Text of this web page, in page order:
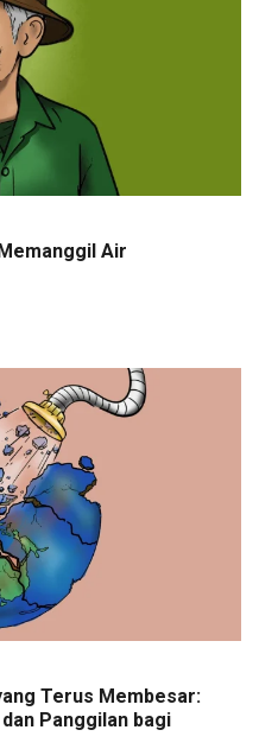
Air
Terus Membesar:
Panggilan bagi